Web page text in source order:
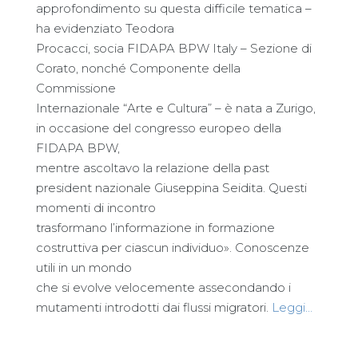
approfondimento su questa difficile tematica –
ha evidenziato Teodora
Procacci, socia FIDAPA BPW Italy – Sezione di
Corato, nonché Componente della
Commissione
Internazionale “Arte e Cultura” – è nata a Zurigo,
in occasione del congresso europeo della
FIDAPA BPW,
mentre ascoltavo la relazione della past
president nazionale Giuseppina Seidita. Questi
momenti di incontro
trasformano l’informazione in formazione
costruttiva per ciascun individuo». Conoscenze
utili in un mondo
che si evolve velocemente assecondando i
mutamenti introdotti dai flussi migratori. Leggi…